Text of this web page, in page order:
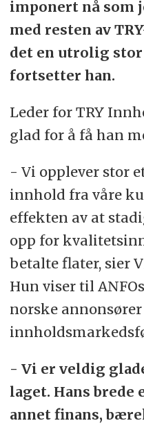
imponert nå som
med resten av
det en utrolig
fortsetter han.
Leder for TRY
glad for å få han
- Vi opplever stor
innhold fra våre
effekten av at
opp for
betalte flater, sier
Hun viser til
norske
- Vi er veldig
laget. Hans
annet finans,